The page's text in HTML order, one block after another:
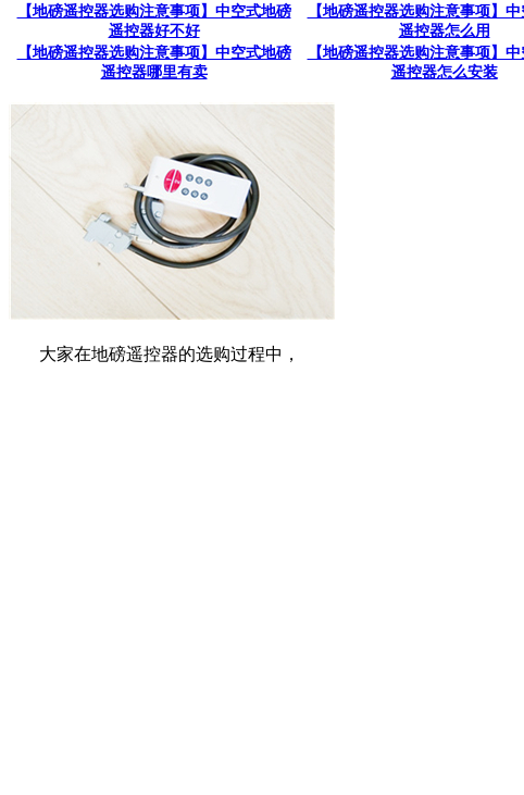
【地磅遥控器选购注意事项】中空式地磅
遥控器好不好
【地磅遥控器选购注意事项】
遥控器怎么用
【地磅遥控器选购注意事项】中空式地磅
遥控器哪里有卖
【地磅遥控器选购注意事项】
遥控器怎么安装
大家在地磅遥控器的选购过程中，